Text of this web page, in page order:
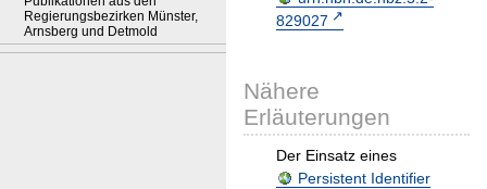
Regierungsbezirken Münster,
Arnsberg und Detmold
829027
Nähere
Erläuterungen
Der Einsatz eines
Persistent Identifier